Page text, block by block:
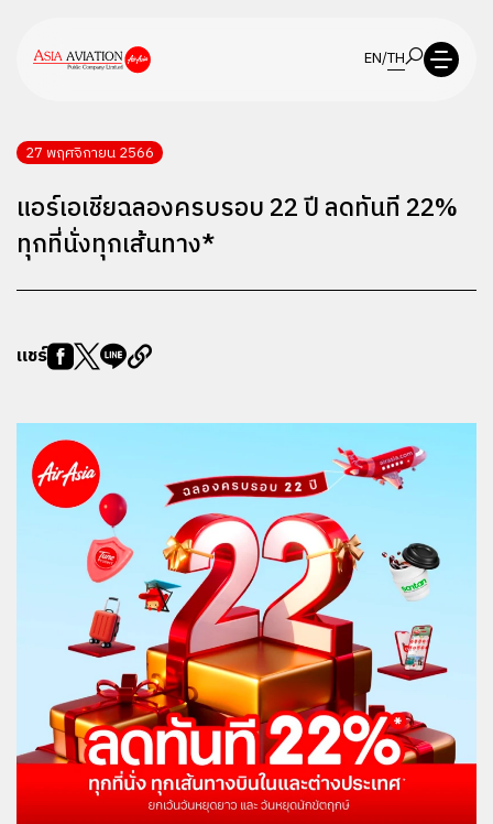
EN/TH
27 พฤศจิกายน 2566
แอร์เอเชียฉลองครบรอบ 22 ปี ลดทันที 22%
ทุกที่นั่งทุกเส้นทาง*
แชร์